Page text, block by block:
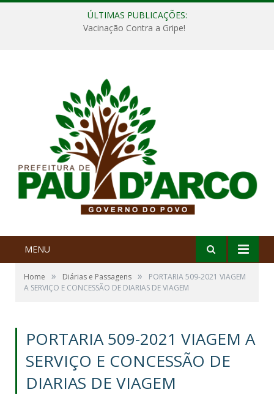
ÚLTIMAS PUBLICAÇÕES:
Vacinação Contra a Gripe!
MENU
Home » Diárias e Passagens »
PORTARIA 509-2021 VIAGEM
A SERVIÇO E CONCESSÃO DE DIARIAS DE VIAGEM
PORTARIA 509-2021 VIAGEM A
SERVIÇO E CONCESSÃO DE
DIARIAS DE VIAGEM